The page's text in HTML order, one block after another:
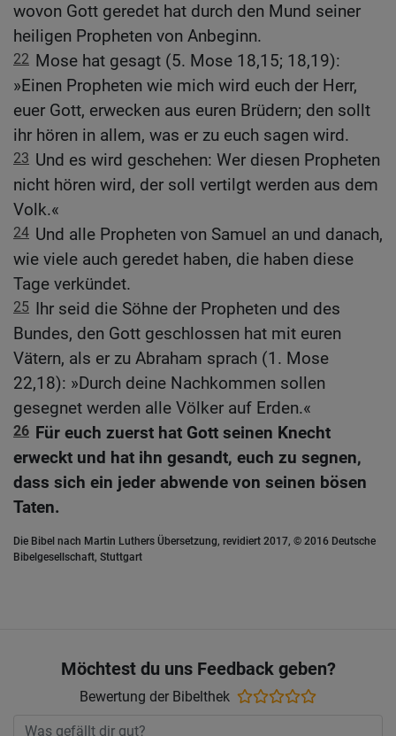
wovon Gott geredet hat durch den Mund seiner
heiligen Propheten von Anbeginn.
22 Mose hat gesagt (5. Mose 18,15; 18,19):
»Einen Propheten wie mich wird euch der Herr,
euer Gott, erwecken aus euren Brüdern; den sollt
ihr hören in allem, was er zu euch sagen wird.
23 Und es wird geschehen: Wer diesen Propheten
nicht hören wird, der soll vertilgt werden aus dem
Volk.«
24 Und alle Propheten von Samuel an und danach,
wie viele auch geredet haben, die haben diese
Tage verkündet.
25 Ihr seid die Söhne der Propheten und des
Bundes, den Gott geschlossen hat mit euren
Vätern, als er zu Abraham sprach (1. Mose
22,18): »Durch deine Nachkommen sollen
gesegnet werden alle Völker auf Erden.«
26 Für euch zuerst hat Gott seinen Knecht
erweckt und hat ihn gesandt, euch zu segnen,
dass sich ein jeder abwende von seinen bösen
Taten.
Die Bibel nach Martin Luthers Übersetzung, revidiert 2017, © 2016 Deutsche
Bibelgesellschaft, Stuttgart
Möchtest du uns Feedback geben?
Bewertung der Bibelthek